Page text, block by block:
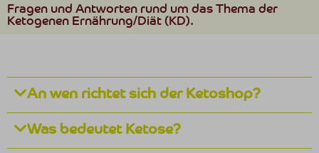
Fragen und Antworten rund um das Thema der
Ketogenen Ernährung/Diät (KD).
An wen richtet sich der Ketoshop?
Was bedeutet Ketose?